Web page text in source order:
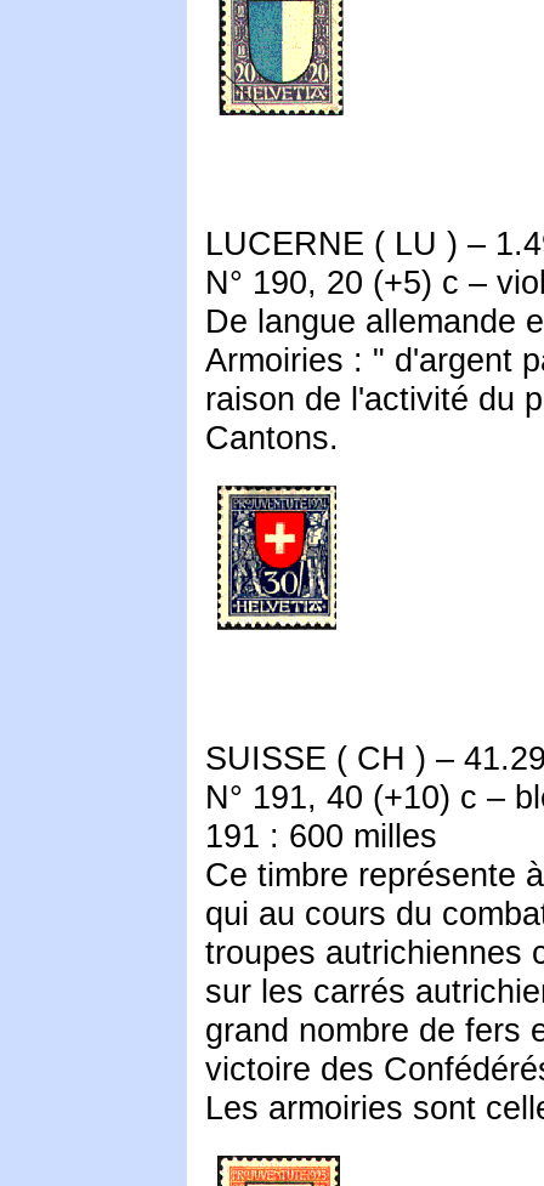
LUCERNE ( LU ) –
N° 190, 20 (+5) c –
De langue allemande
Armoiries : " d'argent
raison de l'activité du
Cantons.
SUISSE ( CH ) –
N° 191, 40 (+10) c –
191 : 600 milles
Ce timbre représente
qui au cours du
troupes autrichiennes
sur les carrés
grand nombre de fers
victoire des
Les armoiries sont